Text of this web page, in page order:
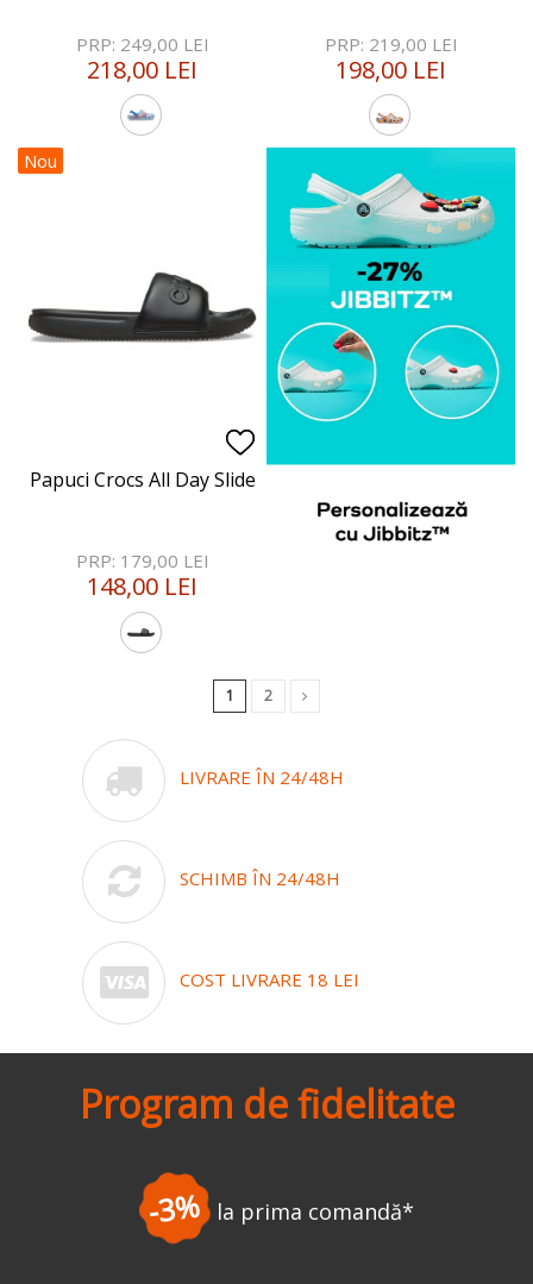
PRP: 249,00 LEI
218,00 LEI
PRP: 219,00 LEI
198,00 LEI
Nou
Papuci Crocs All Day Slide
PRP: 179,00 LEI
148,00 LEI
1 2
LIVRARE ÎN 24/48H
SCHIMB ÎN 24/48H
COST LIVRARE 18 LEI
Program de fidelitate
-5% la a doua comandă*